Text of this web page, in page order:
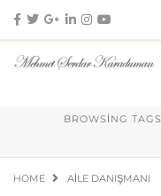
BROWSING TAGS
HOME AILE DANIŞMANI